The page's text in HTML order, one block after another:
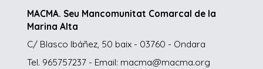
MACMA. Seu Mancomunitat Comarcal de la
Marina Alta
C/ Blasco Ibáñez, 50 baix - 03760 - Ondara
Tel. 965757237 - Email: macma@macma.org